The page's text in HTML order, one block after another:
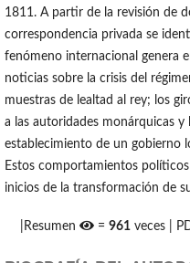
1811. A partir de la revisión de
correspondencia privada se
fenómeno internacional genera
noticias sobre la crisis del
muestras de lealtad al rey; los
a las autoridades monárquicas y
establecimiento de un gobierno
Estos comportamientos
inicios de la transformación de
|Resumen =961 veces |